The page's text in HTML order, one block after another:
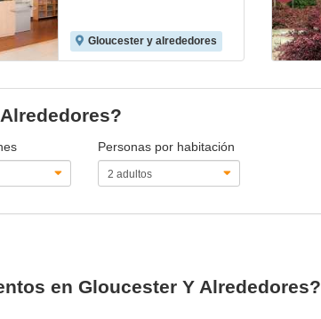
Gloucester y alrededores
Personas por habitación
en Gloucester Y Alrededores?